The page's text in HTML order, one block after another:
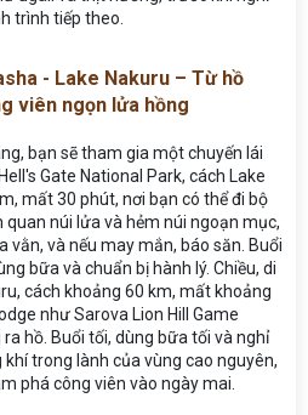
trình tiếp theo.
- Lake Nakuru – Từ hồ
viên ngọn lửa hồng
bạn sẽ tham gia một chuyến lái
Gate National Park, cách Lake
mất 30 phút, nơi bạn có thể đi bộ
quan núi lửa và hẻm núi ngoạn mục,
vằn, và nếu may mắn, báo săn. Buổi
bữa và chuẩn bị hành lý. Chiều, di
cách khoảng 60 km, mất khoảng
như Sarova Lion Hill Game
hồ. Buổi tối, dùng bữa tối và nghỉ
trong lành của vùng cao nguyên,
phá công viên vào ngày mai.